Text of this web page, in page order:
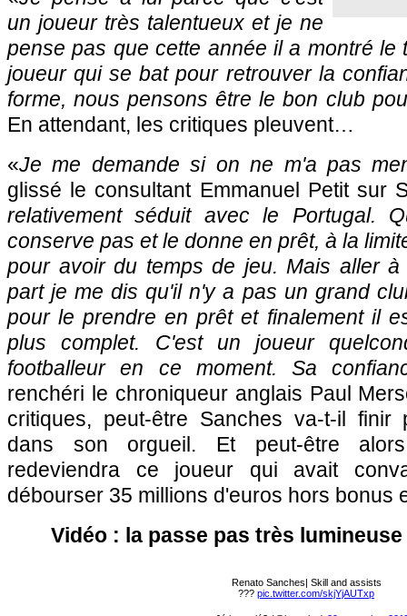
un joueur très talentueux et je ne
pense pas que cette année il a montré le
joueur qui se bat pour retrouver la
forme, nous pensons être le bon club
En attendant, les critiques pleuvent…
«Je me demande si on ne m'a pas
glissé le consultant Emmanuel Petit sur
relativement séduit avec le Portugal.
conserve pas et le donne en prêt, à la
pour avoir du temps de jeu. Mais aller
part je me dis qu'il n'y a pas un grand
pour le prendre en prêt et finalement il
plus complet. C'est un joueur
footballeur en ce moment. Sa
renchéri le chroniqueur anglais Paul
critiques, peut-être Sanches va-t-il
dans son orgueil. Et peut-être
redeviendra ce joueur qui avait
débourser 35 millions d'euros hors bonus
Vidéo : la passe pas très lumineuse
Renato Sanches| Skill and assists
??? pic.twitter.com/skjYjAUTxp